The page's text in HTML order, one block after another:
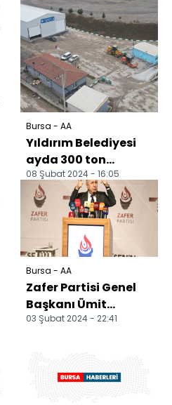
Bursa - AA
Yıldırım Belediyesi
ayda 300 ton
ambalaj atığı
topladı
08 Şubat 2024 - 16:05
Bursa - AA
Zafer Partisi Genel
Başkanı Ümit
Özdağ, Bursa ve
03 Şubat 2024 - 22:41